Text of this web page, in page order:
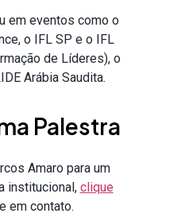
em eventos como o
o IFL SP e o IFL
de Líderes), o
Arábia Saudita.
Palestra
Amaro para um
institucional, clique
em contato.